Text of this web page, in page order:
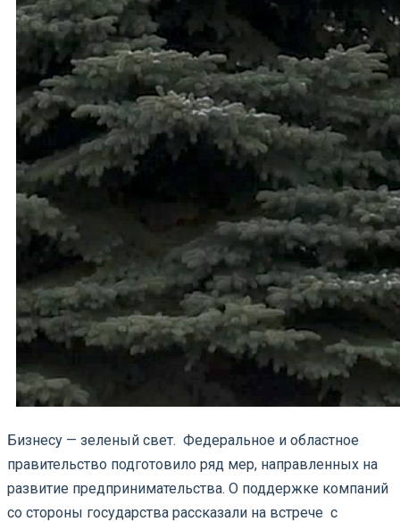
Бизнесу — зеленый свет. Федеральное и областное
правительство подготовило ряд мер, направленных на
развитие предпринимательства. О поддержке компаний
со стороны государства рассказали на встрече с